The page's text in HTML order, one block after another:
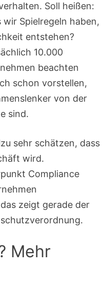
Soll heißen:
Spielregeln haben,
entstehen?
10.000
beachten
schon vorstellen,
von der
sind.
sehr schätzen, dass
wird.
Compliance
zeigt gerade der
Mehr